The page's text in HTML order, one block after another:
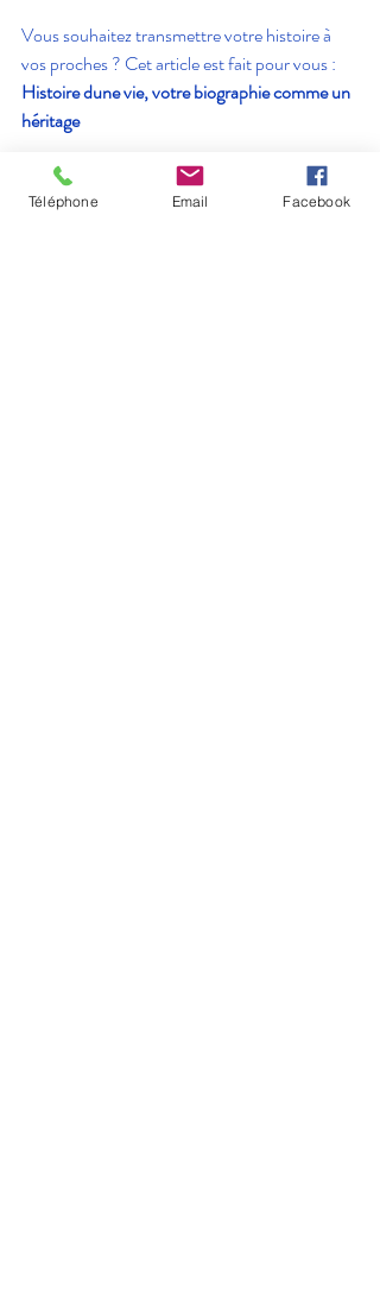
Vous souhaitez transmettre votre histoire à
vos proches ? Cet article est fait pour vous :
Histoire dune vie, votre biographie comme un
héritage
Notre avenir s’écrit maintenant. Alors, autant
y ajouter sa plume !
Téléphone Email Facebook